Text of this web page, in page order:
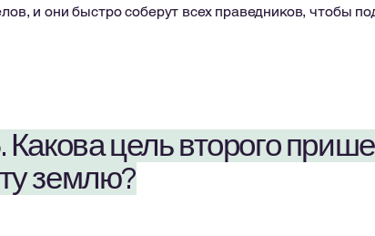
и они быстро соберут всех праведников, чтобы
Какова цель второго
землю?